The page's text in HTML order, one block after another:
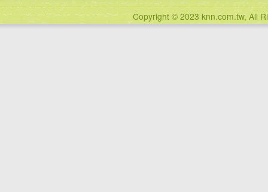
Copyright © 2023 knn.com.tw, All